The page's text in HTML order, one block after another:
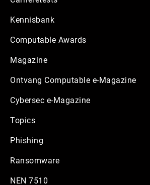
Kennisbank
Computable Awards
Magazine
Ontvang Computable e-Magazine
Cybersec e-Magazine
Topics
Phishing
Ransomware
NEN 7510